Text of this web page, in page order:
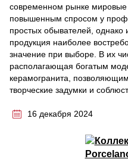
современном рынке мировые
повышенным спросом у
простых обывателей, однако
продукция наиболее
значение при выборе. В их
располагающая богатым
керамогранита,
творческие задумки и
16 декабря 2024